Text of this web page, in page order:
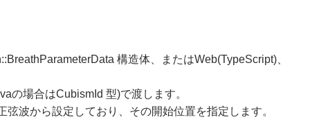
構造体、またはWeb(TypeScript)、
の場合はCubismId 型)で渡します。
波から設定しており、その開始位置を指定します。